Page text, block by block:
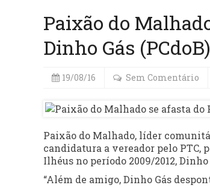
Paixão do
Dinho Gás (PCdoB)
19/08/16 Sem Comentário
Paixão do Malhado, líder
candidatura a vereador pelo PTC,
Ilhéus no período 2009/2012, Dinho
“Além de amigo, Dinho Gás